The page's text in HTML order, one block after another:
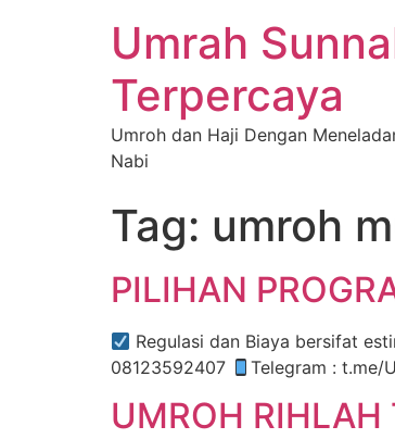
Umrah
Terpercaya
Umroh dan Haji Dengan
Nabi
Tag: umroh
PILIHAN
Regulasi dan Biaya bersifat
08123592407
Telegram : t.me/
UMROH RIHLAH